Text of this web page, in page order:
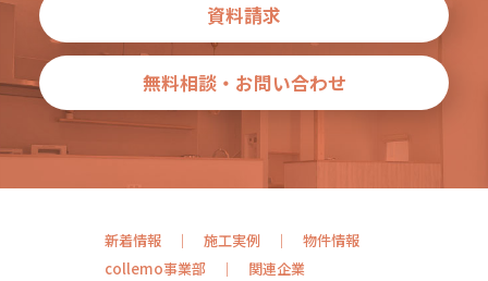
資料請求
無料相談・お問い合わせ
新着情報 施工実例
物件情報
collemo事業部
関連企業